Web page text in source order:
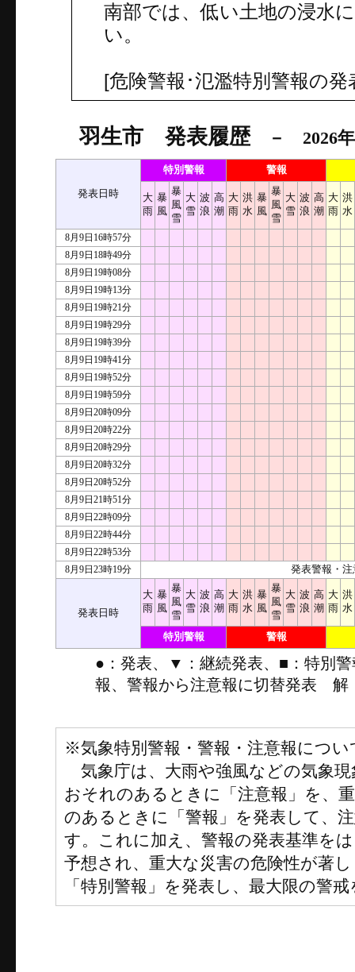
南部では、低い土地の浸水
い。
[危険警報･氾濫特別警報の
羽生市 発表履歴－ 2026年8
発表日時
特別警報 警報
大
雨
暴
風
暴
風
雪
大
雪
波
浪
高
潮
大
雨
洪
水
暴
風
暴
風
雪
大
雪
波
浪
高
潮
大
雨
洪
水
8月9日16時57分
8月9日18時49分
8月9日19時08分
8月9日19時13分
8月9日19時21分
8月9日19時29分
8月9日19時39分
8月9日19時41分
8月9日19時52分
8月9日19時59分
8月9日20時09分
8月9日20時22分
8月9日20時29分
8月9日20時32分
8月9日20時52分
8月9日21時51分
8月9日22時09分
8月9日22時44分
8月9日22時53分
8月9日23時19分
発表警報・
発表日時
大
雨
暴
風
暴
風
雪
大
雪
波
浪
高
潮
大
雨
洪
水
暴
風
暴
風
雪
大
雪
波
浪
高
潮
大
雨
洪
水
特別警報 警報
●：発表、▼：継続発表、■：特別
報、警報から注意報に切替発表 解
※気象特別警報・警報・注意報につい
気象庁は、大雨や強風などの気象
おそれのあるときに「注意報」を、
のあるときに「警報」を発表して、
す。これに加え、警報の発表基準を
予想され、重大な災害の危険性が著
「特別警報」を発表し、最大限の警